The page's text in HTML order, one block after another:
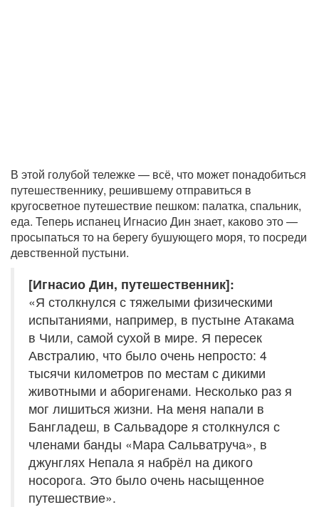
В этой голубой тележке — всё, что может понадобиться
путешественнику, решившему отправиться в
кругосветное путешествие пешком: палатка, спальник,
еда. Теперь испанец Игнасио Дин знает, каково это —
просыпаться то на берегу бушующего моря, то посреди
девственной пустыни.
[Игнасио Дин, путешественник]:
«Я столкнулся с тяжелыми физическими
испытаниями, например, в пустыне Атакама
в Чили, самой сухой в мире. Я пересек
Австралию, что было очень непросто: 4
тысячи километров по местам с дикими
животными и аборигенами. Несколько раз я
мог лишиться жизни. На меня напали в
Бангладеш, в Сальвадоре я столкнулся с
членами банды «Мара Сальватруча», в
джунглях Непала я набрёл на дикого
носорога. Это было очень насыщенное
путешествие».